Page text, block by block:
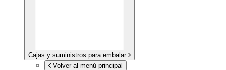
Cajas y suministros para embalar
Volver al menú principal